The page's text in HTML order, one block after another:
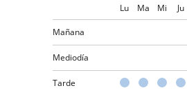
Lu Ma Mi Ju
Mañana
Mediodía
Tarde